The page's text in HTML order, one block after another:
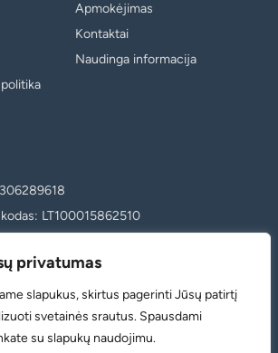
privatumas
slapukus, skirtus pagerinti Jūsų patirtį
svetainės srautus. Spausdami
su slapukų naudojimu.
Apmokėjimas
Kontaktai
Naudinga informacija
LT100015862510